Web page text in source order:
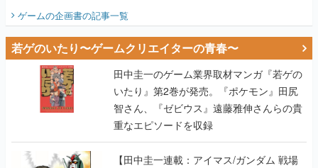
ビュー】
ゲームの企画書の記事一覧
若ゲのいたり〜ゲームクリエイターの青春〜
田中圭一のゲーム業界取材マンガ『若ゲの
いたり』第2巻が発売。『ポケモン』田尻
智さん、『ゼビウス』遠藤雅伸さんらの貴
重なエピソードを収録
【田中圭一連載：アイマス/ガンダム 戦場